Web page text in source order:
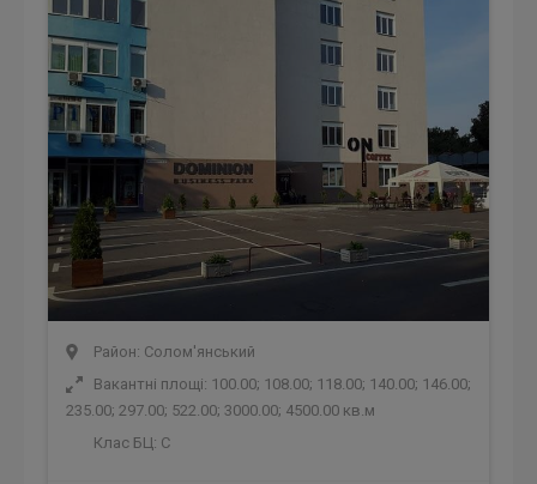
Район: Солом'янський
Вакантні площі: 100.00; 108.00; 118.00; 140.00; 146.00;
235.00; 297.00; 522.00; 3000.00; 4500.00 кв.м
Клас БЦ: C